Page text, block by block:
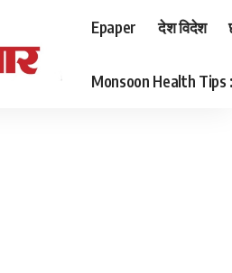
Epaper देश विदेश
Monsoon Health Tips :